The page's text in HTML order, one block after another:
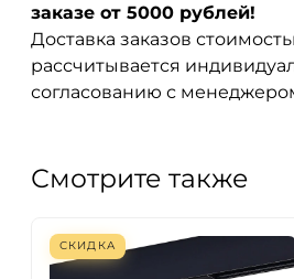
заказе от 5000 рублей!
Доставка заказов
рассчитывается
согласованию с
Смотрите также
СКИДКА